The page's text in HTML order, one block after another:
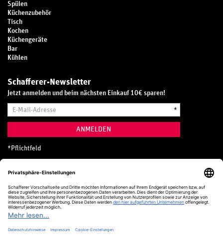
Spülen
Küchenzubehör
Tisch
Kochen
Küchengeräte
Bar
Kühlen
Schafferer-Newsletter
Jetzt anmelden und beim nächsten Einkauf 10€ sparen!
Mail-
*
ANMELDEN
* Pflichtfeld
Hotline
0800 20 70 300 (D)
Kostenlos aus dem deutschen Festnetz
24 Stunden / 365 Tage im Jahr